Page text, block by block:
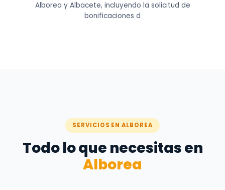
Alborea y Albacete, incluyendo la solicitud de
bonificaciones d
SERVICIOS EN ALBOREA
Todo lo que necesitas en
Alborea